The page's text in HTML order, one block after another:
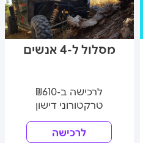
מסלול ל-4 אנשים
לרכישה ב-₪610
טרקטורוני דישון
לרכישה